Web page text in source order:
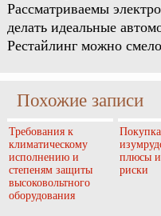
Рассматриваемы
делать идеальные
Рестайлинг можно
Похожие записи
Требования к
климатическому
исполнению и
степеням защиты
высоковольтного
оборудования
плюсы
риски